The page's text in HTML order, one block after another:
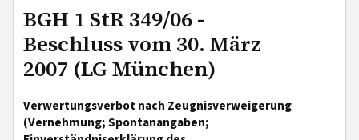
BGH 1 StR 349/06 -
Beschluss vom 30. März
2007 (LG München)
Verwertungsverbot nach Zeugnisverweigerung
(Vernehmung; Spontanangaben;